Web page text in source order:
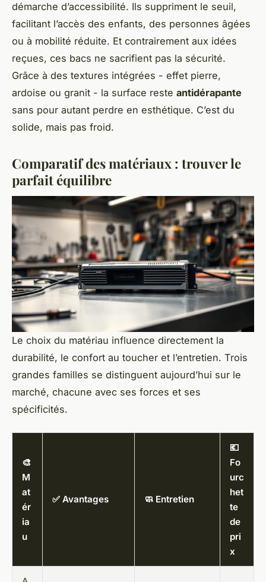
démarche d’accessibilité. Ils suppriment le seuil,
facilitant l’accès des enfants, des personnes âgées
ou à mobilité réduite. Et contrairement aux idées
reçues, ces bacs ne sacrifient pas la sécurité.
Grâce à des textures intégrées - effet pierre,
ardoise ou granit - la surface reste antidérapante
sans pour autant perdre en esthétique. C’est du
solide, mais pas froid.
Comparatif des matériaux : trouver le
parfait équilibre
Le choix du matériau influence directement la
durabilité, le confort au toucher et l’entretien. Trois
grandes familles se distinguent aujourd’hui sur le
marché, chacune avec ses forces et ses
spécificités.
🎨
M
at
ér
ia
u
✅ Avantages 🧼 Entretien
💶
Fo
urc
het
te
de
pri
x